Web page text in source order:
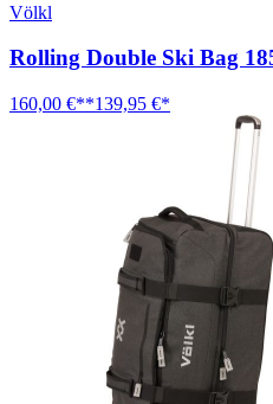
Völkl
Rolling Double Ski Bag
160,00 €**139,95 €*